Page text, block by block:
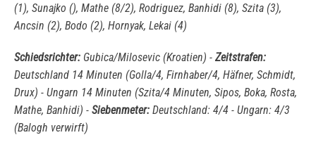
(1), Sunajko (), Mathe (8/2), Rodriguez, Banhidi (8), Szita (3),
Ancsin (2), Bodo (2), Hornyak, Lekai (4)
Schiedsrichter: Gubica/Milosevic (Kroatien) - Zeitstrafen:
Deutschland 14 Minuten (Golla/4, Firnhaber/4, Häfner, Schmidt,
Drux) - Ungarn 14 Minuten (Szita/4 Minuten, Sipos, Boka, Rosta,
Mathe, Banhidi) - Siebenmeter: Deutschland: 4/4 - Ungarn: 4/3
(Balogh verwirft)